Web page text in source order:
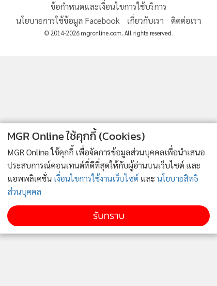
ข้อกำหนดและเงื่อนไขการใช้บริการ
นโยบายการใช้ข้อมูล Facebook
เกี่ยวกับเรา ติดต่อเรา
© 2014-2026 mgronline.com. All rights reserved.
MGR Online ใช้คุกกี้ (Cookies)
MGR Online ใช้คุกกี้ เพื่อจัดการข้อมูลส่วนบุคคลเพื่อนำเสนอ
ประสบการณ์คอนเทนต์ที่ดีที่สุดให้กับผู้อ่านบนเว็บไซต์ และ
แอพพลิเคชั่น เงื่อนไขการใช้งานเว็บไซต์ และ นโยบายสิทธิ
ส่วนบุคคล
รับทราบ